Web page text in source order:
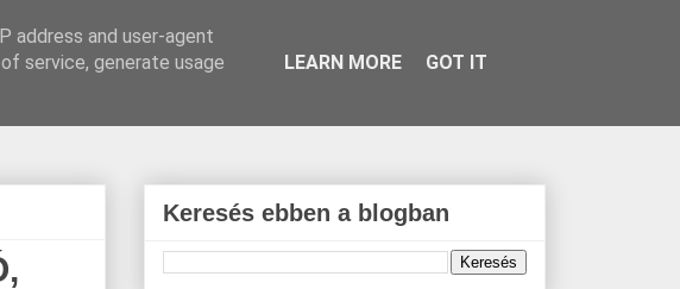
Keresés ebben a blogban
address and user-agent
service, generate usage
LEARN MORE GOT IT